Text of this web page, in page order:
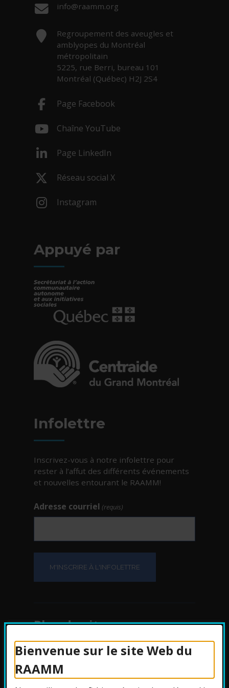
Bienvenue sur le site Web du
RAAMM
Courriel :
info@raamm.org
Adresse :
Regroupement des aveugles et
amblyopes du Montréal
métropolitain
5225, rue Berri, bureau 101
Montréal (Québec) H2J 2S4
Page Facebook
Chaîne YouTube
Page LinkedIn
Réseau social X
Instagram
Appuyé par
Infolettre
Inscrivez-vous à notre infolettre pour
rester à l’affut des différents événements
et nouvelles entourant le RAAMM!
Adresse courriel (requis)
Plan du site
Protection des
renseignements